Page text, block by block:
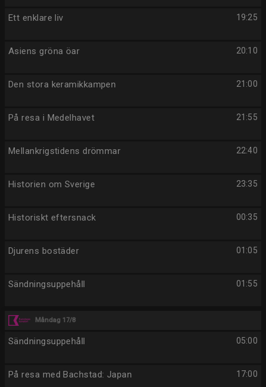
19:25
Ett enklare liv
20:10
Asiens gröna öar
21:00
Den stora keramikkampen
21:55
På resa i Medelhavet
22:40
Mellankrigstidens drömmar
23:35
Historien om Sverige
00:35
Historiskt eftersnack
01:05
Djurens bostäder
01:55
Sändningsuppehåll
Måndag 17/8
05:00
Sändningsuppehåll
17:00
På resa med Bachstad: Japan